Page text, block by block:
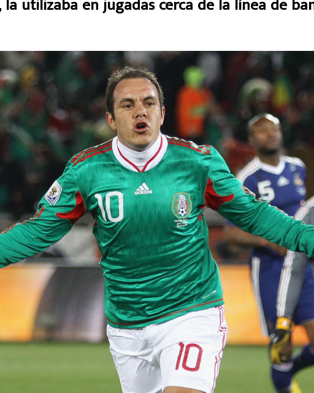
utilizaba en jugadas cerca de la línea de